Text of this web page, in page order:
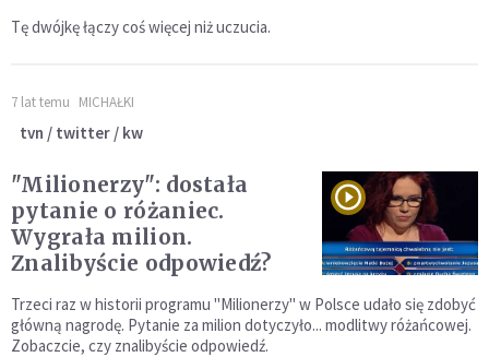
Tę dwójkę łączy coś więcej niż uczucia.
7 lat temu MICHAŁKI
tvn / twitter / kw
"Milionerzy": dostała
pytanie o różaniec.
Wygrała milion.
Znalibyście odpowiedź?
Trzeci raz w historii programu "Milionerzy" w Polsce udało się zdobyć
główną nagrodę. Pytanie za milion dotyczyło... modlitwy różańcowej.
Zobaczcie, czy znalibyście odpowiedź.